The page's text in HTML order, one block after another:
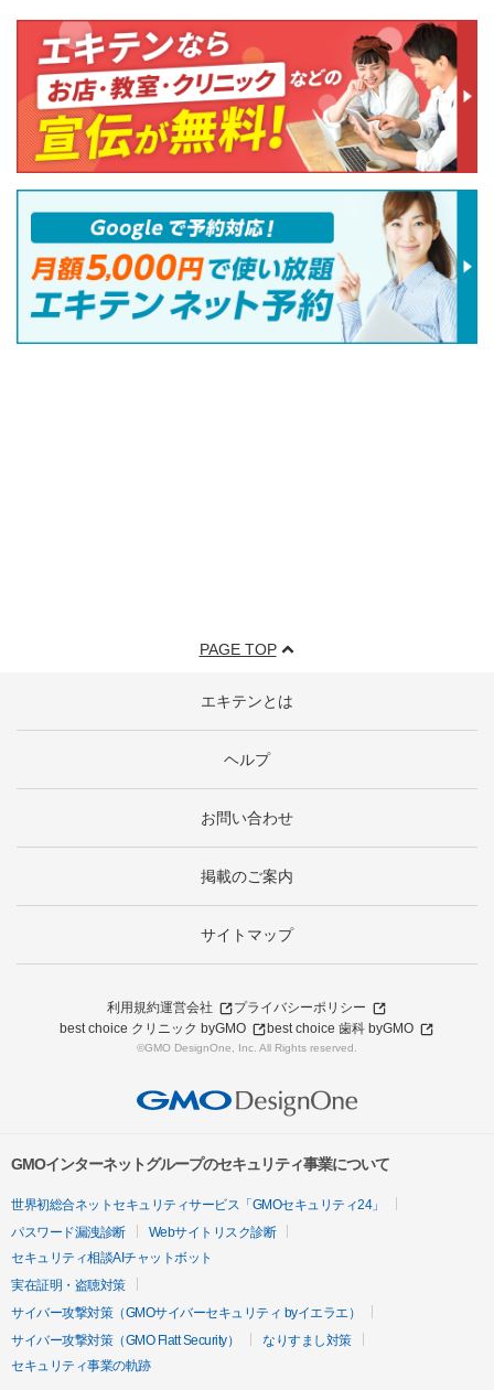
PAGE TOP
エキテンとは
ヘルプ
お問い合わせ
掲載のご案内
サイトマップ
利用規約運営会社
プライバシーポリシー
best choice クリニック byGMO
best choice 歯科 byGMO
©GMO DesignOne, Inc. All Rights reserved.
GMOインターネットグループのセキュリティ事業について
世界初総合ネットセキュリティサービス「GMOセキュリティ24」
パスワード漏洩診断
Webサイトリスク診断
セキュリティ相談AIチャットボット
実在証明・盗聴対策
サイバー攻撃対策（GMOサイバーセキュリティ byイエラエ）
サイバー攻撃対策（GMO Flatt Security）
なりすまし対策
セキュリティ事業の軌跡